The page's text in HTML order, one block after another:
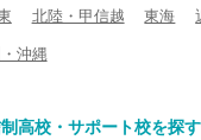
北陸・甲信越 東海
沖縄
高校・サポート校を探す